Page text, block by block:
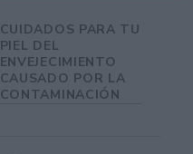
CUIDADOS PARA TU
PIEL DEL
ENVEJECIMIENTO
CAUSADO POR LA
CONTAMINACIÓN